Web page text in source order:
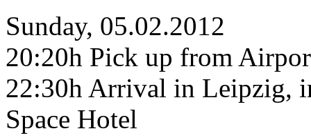
Sunday, 05.02.2012
20:20h Pick up from
22:30h Arrival in Leipzig,
Space Hotel